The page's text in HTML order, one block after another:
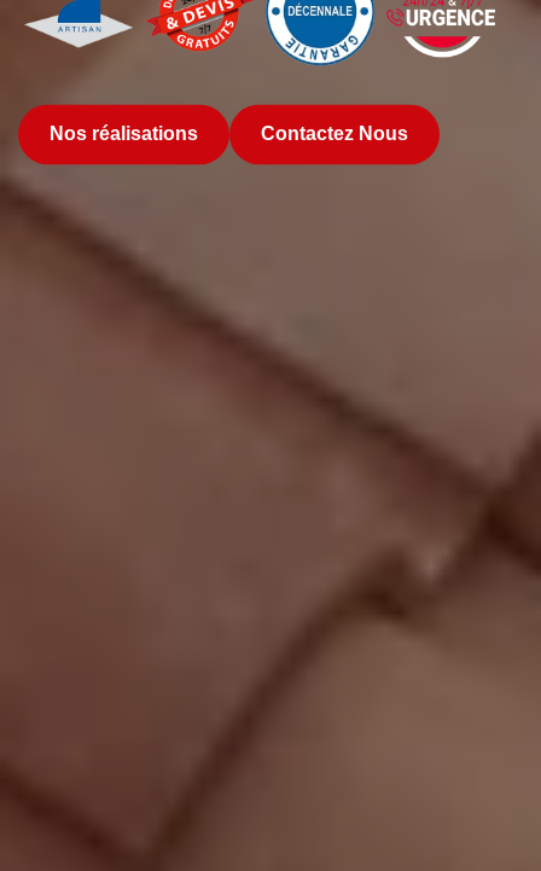
Nos réalisations Contactez Nous